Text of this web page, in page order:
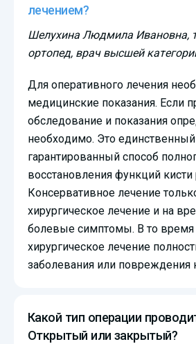
лечением?
Шелухина Людмила Ивановна,
ортопед, врач высшей
Для оперативного лечения
медицинские показания. Если
обследование и показания
необходимо. Это
гарантированный способ
восстановления функций кисти
Консервативное лечение
хирургическое лечение и на
болевые симптомы. В то время
хирургическое лечение
заболевания или повреждения
Какой тип операции
Открытый или закрытый?